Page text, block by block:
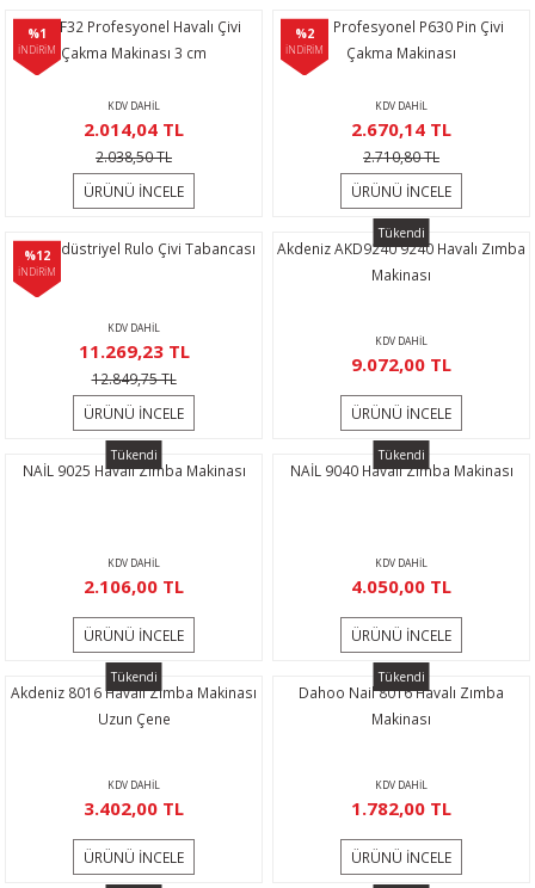
%1
İNDİRİM
Hais F32 Profesyonel Havalı Çivi
Çakma Makinası 3 cm
KDV DAHİL
2.014,04 TL
2.038,50 TL
ÜRÜNÜ İNCELE
%2
İNDİRİM
Hais Profesyonel P630 Pin Çivi
Çakma Makinası
KDV DAHİL
2.670,14 TL
2.710,80 TL
ÜRÜNÜ İNCELE
%12
İNDİRİM
Hais Endüstriyel Rulo Çivi Tabancası
KDV DAHİL
11.269,23 TL
12.849,75 TL
ÜRÜNÜ İNCELE
Tükendi
Akdeniz AKD9240 9240 Havalı Zımba
Makinası
KDV DAHİL
9.072,00 TL
ÜRÜNÜ İNCELE
Tükendi
NAİL 9025 Havalı Zımba Makinası
KDV DAHİL
2.106,00 TL
ÜRÜNÜ İNCELE
Tükendi
NAİL 9040 Havalı Zımba Makinası
KDV DAHİL
4.050,00 TL
ÜRÜNÜ İNCELE
Tükendi
Akdeniz 8016 Havalı Zımba Makinası
Uzun Çene
KDV DAHİL
3.402,00 TL
ÜRÜNÜ İNCELE
Tükendi
Dahoo Nail 8016 Havalı Zımba
Makinası
KDV DAHİL
1.782,00 TL
ÜRÜNÜ İNCELE